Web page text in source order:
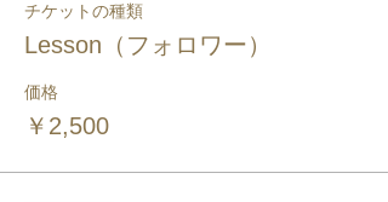
チケットの種類
Lesson（フォロワー）
価格
￥2,500